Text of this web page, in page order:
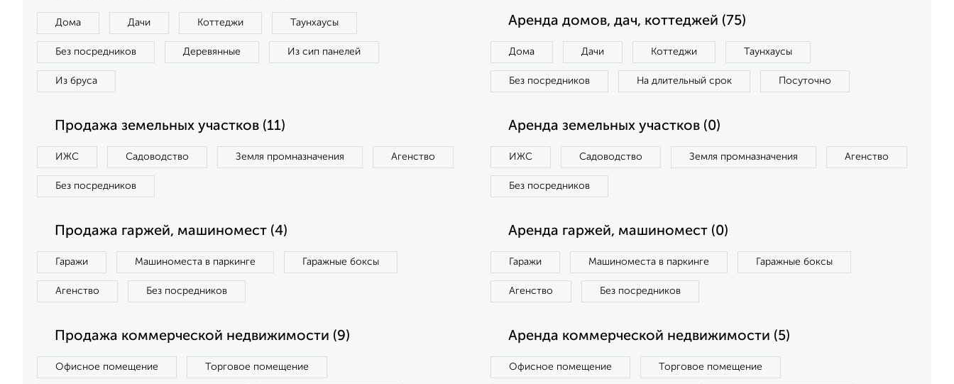
Дома Дачи Коттеджи Таунхаусы
Без посредников Деревянные Из сип панелей
Из бруса
Аренда домов, дач, коттеджей (75)
Дома Дачи Коттеджи Таунхаусы
Без посредников На длительный срок Посуточно
Продажа земельных участков (11)
ИЖС Садоводство Земля промназначения Агенство
Без посредников
Аренда земельных участков (0)
ИЖС Садоводство Земля промназначения Агенство
Без посредников
Продажа гаржей, машиномест (4)
Гаражи Машиноместа в паркинге Гаражные боксы
Агенство Без посредников
Аренда гаржей, машиномест (0)
Гаражи Машиноместа в паркинге Гаражные боксы
Агенство Без посредников
Продажа коммерческой недвижимости (9)
Офисное помещение Торговое помещение
Аренда коммерческой недвижимости (5)
Офисное помещение Торговое помещение